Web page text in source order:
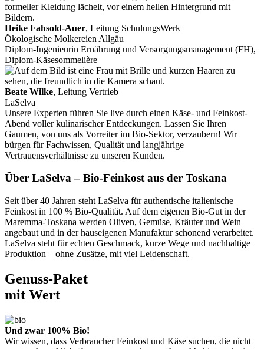
Heike Fahsold-Auer, Leitung SchulungsWerk
Ökologische Molkereien Allgäu
Diplom-Ingenieurin Ernährung und Versorgungsmanagement (FH),
Diplom-Käsesommelière
Beate Wilke, Leitung Vertrieb
LaSelva
Unsere Experten führen Sie live durch einen Käse- und Feinkost-
Abend voller kulinarischer Entdeckungen. Lassen Sie Ihren
Gaumen, von uns als Vorreiter im Bio-Sektor, verzaubern! Wir
bürgen für Fachwissen, Qualität und langjährige
Vertrauensverhältnisse zu unseren Kunden.
Über LaSelva – Bio-Feinkost aus der Toskana
Seit über 40 Jahren steht LaSelva für authentische italienische
Feinkost in 100 % Bio-Qualität. Auf dem eigenen Bio-Gut in der
Maremma-Toskana werden Oliven, Gemüse, Kräuter und Wein
angebaut und in der hauseigenen Manufaktur schonend verarbeitet.
LaSelva steht für echten Geschmack, kurze Wege und nachhaltige
Produktion – ohne Zusätze, mit viel Leidenschaft.
Genuss-Paket
mit Wert
Und zwar 100% Bio!
Wir wissen, dass Verbraucher Feinkost und Käse suchen, die nicht